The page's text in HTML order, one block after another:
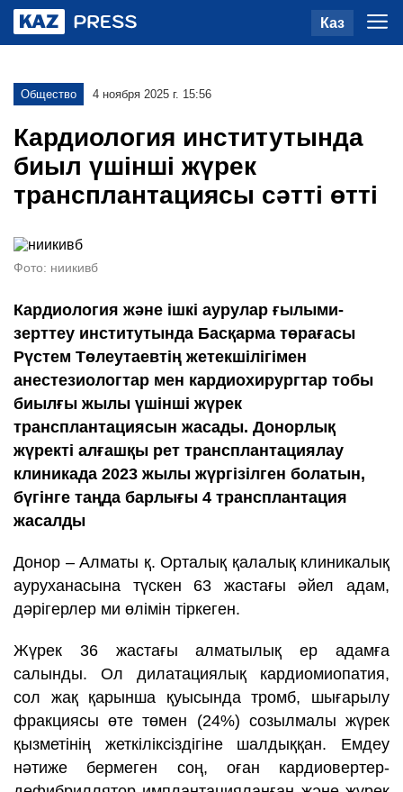
Каз
Общество 4 ноября 2025 г. 15:56
Кардиология институтында
биыл үшінші жүрек
трансплантациясы сәтті өтті
Фото: ниикивб
Кардиология және ішкі аурулар ғылыми-
зерттеу институтында Басқарма төрағасы
Рүстем Төлеутаевтің жетекшілігімен
анестезиологтар мен кардиохирургтар тобы
биылғы жылы үшінші жүрек
трансплантациясын жасады. Донорлық
жүректі алғашқы рет трансплантациялау
клиникада 2023 жылы жүргізілген болатын,
бүгінге таңда барлығы 4 трансплантация
жасалды
Донор – Алматы қ. Орталық қалалық клиникалық
ауруханасына түскен 63 жастағы әйел адам,
дәрігерлер ми өлімін тіркеген.
Жүрек 36 жастағы алматылық ер адамға
салынды. Ол дилатациялық кардиомиопатия,
сол жақ қарынша қуысында тромб, шығарылу
фракциясы өте төмен (24%) созылмалы жүрек
қызметінің жеткіліксіздігіне шалдыққан. Емдеу
нәтиже бермеген соң, оған кардиовертер-